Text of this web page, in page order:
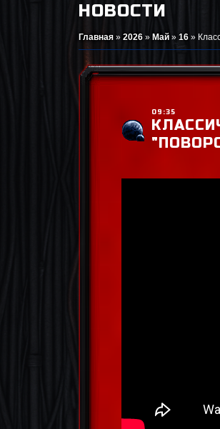
НОВОСТИ
Главная » 2026 » Май » 16 »
09:35